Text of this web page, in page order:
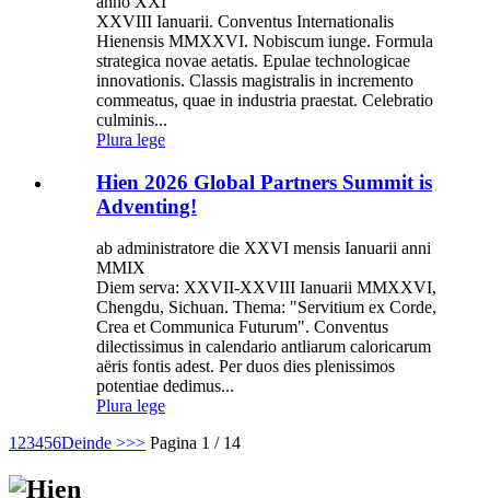
XXVIII Ianuarii. Conventus Internationalis
Hienensis MMXXVI. Nobiscum iunge. Formula
strategica novae aetatis. Epulae technologicae
innovationis. Classis magistralis in incremento
commeatus, quae in industria praestat. Celebratio
culminis...
Plura lege
Hien 2026 Global Partners Summit is
Adventing!
ab administratore die XXVI mensis Ianuarii anni
MMIX
Diem serva: XXVII-XXVIII Ianuarii MMXXVI,
Chengdu, Sichuan. Thema: "Servitium ex Corde,
Crea et Communica Futurum". Conventus
dilectissimus in calendario antliarum caloricarum
aëris fontis adest. Per duos dies plenissimos
potentiae dedimus...
Plura lege
123456Deinde >>> Pagina 1 / 14